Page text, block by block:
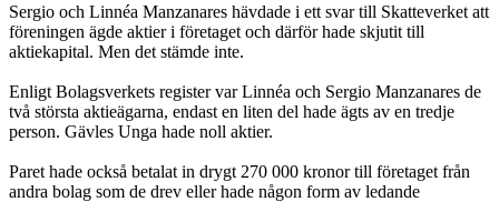
Sergio och Linnéa Manzanares hävdade i ett svar till Skatteverket att
föreningen ägde aktier i företaget och därför hade skjutit till
aktiekapital. Men det stämde inte.
Enligt Bolagsverkets register var Linnéa och Sergio Manzanares de
två största aktieägarna, endast en liten del hade ägts av en tredje
person. Gävles Unga hade noll aktier.
Paret hade också betalat in drygt 270 000 kronor till företaget från
andra bolag som de drev eller hade någon form av ledande